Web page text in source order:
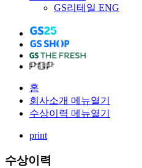
GS리테일 ENG
홈
회사소개 메뉴열기
수상이력 메뉴열기
print
수상이력